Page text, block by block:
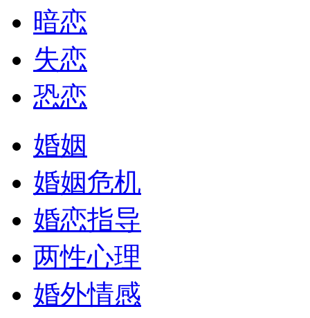
暗恋
失恋
恐恋
婚姻
婚姻危机
婚恋指导
两性心理
婚外情感